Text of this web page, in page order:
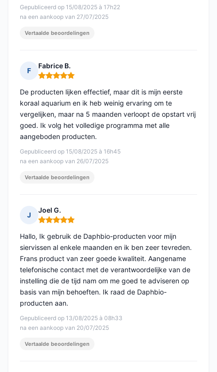
Gepubliceerd op 15/08/2025 à 17h22
na een aankoop van 27/07/2025
Vertaalde beoordelingen
F
Fabrice B.
Opmerking: 5 van 5
Gepubliceerd op 15/08/2025 à 16h45
na een aankoop van 26/07/2025
De producten lijken effectief, maar dit is mijn eerste
koraal aquarium en ik heb weinig ervaring om te
vergelijken, maar na 5 maanden verloopt de opstart vrij
goed. Ik volg het volledige programma met alle
aangeboden producten.
Vertaalde beoordelingen
J
Joel G.
Opmerking: 5 van 5
Gepubliceerd op 13/08/2025 à 08h33
na een aankoop van 20/07/2025
Hallo, Ik gebruik de Daphbio-producten voor mijn
siervissen al enkele maanden en ik ben zeer tevreden.
Frans product van zeer goede kwaliteit. Aangename
telefonische contact met de verantwoordelijke van de
instelling die de tijd nam om me goed te adviseren op
basis van mijn behoeften. Ik raad de Daphbio-
producten aan.
Vertaalde beoordelingen